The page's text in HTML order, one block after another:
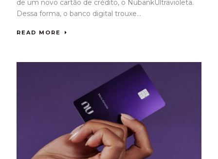
de um novo cartão de crédito, o NubankUltravioleta.
Dessa forma, o banco digital trouxe...
READ MORE